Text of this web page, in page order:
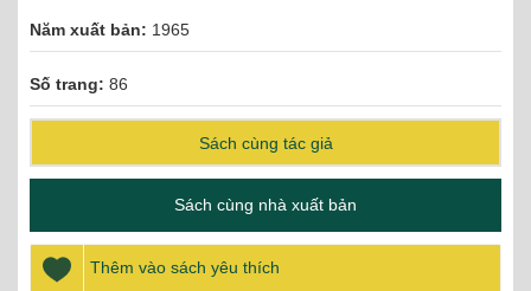
Năm xuất bản: 1965
Số trang: 86
Sách cùng tác giả
Sách cùng nhà xuất bản
Thêm vào sách yêu thích